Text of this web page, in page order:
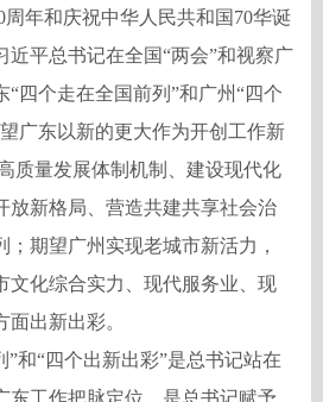
周年和庆祝中华人民共和国 70华诞
近平总书记在全国“两会”和视察广
“四个走在全国前列”和广州“四个
广东以新的更大作为开创工作新
质量发展体制机制、建设现代化
放新格局、营造共建共享社会治
期望广州实现老城市新活力，
文化综合实力、现代服务业、现
出新出彩。
“四个出新出彩”是总书记站在
东工作把脉定位，是总书记赋予